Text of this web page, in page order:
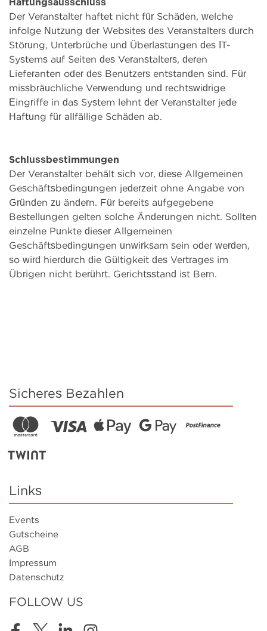
Der Veranstalter haftet nicht für Schäden, welche
infolge Nutzung der Websites des Veranstalters durch
Störung, Unterbrüche und Überlastungen des IT-
Systems auf Seiten des Veranstalters, deren
Lieferanten oder des Benutzers entstanden sind. Für
missbräuchliche Verwendung und rechtswidrige
Eingriffe in das System lehnt der Veranstalter jede
Haftung für allfällige Schäden ab.
Schlussbestimmungen
Der Veranstalter behält sich vor, diese Allgemeinen
Geschäftsbedingungen jederzeit ohne Angabe von
Gründen zu ändern. Für bereits aufgegebene
Bestellungen gelten solche Änderungen nicht. Sollten
einzelne Punkte dieser Allgemeinen
Geschäftsbedingungen unwirksam sein oder werden,
so wird hierdurch die Gültigkeit des Vertrages im
Übrigen nicht berührt. Gerichtsstand ist Bern.
Sicheres Bezahlen
Links
Events
Gutscheine
AGB
Impressum
Datenschutz
FOLLOW US